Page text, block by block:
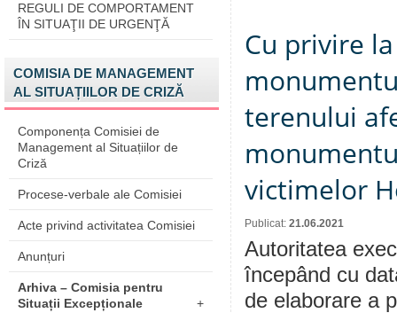
REGULI DE COMPORTAMENT
ÎN SITUAŢII DE URGENŢĂ
COMISIA DE MANAGEMENT
AL SITUAȚIILOR DE CRIZĂ
Componența Comisiei de
Management al Situațiilor de
Criză
Procese-verbale ale Comisiei
Acte privind activitatea Comisiei
Anunțuri
Arhiva – Comisia pentru
Situații Excepționale
+
Cu privire
terenului
victimelor
Publicat: 21.06.2021
Autoritatea
începând cu
de elaborare a